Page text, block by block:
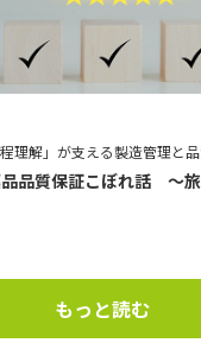
理解」が支える製造管理と
品品質保証こぼれ話 ～
もっと読む